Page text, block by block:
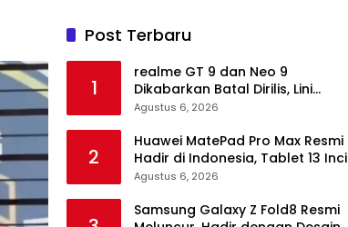
Post Terbaru
1
realme GT 9 dan Neo 9
Dikabarkan Batal Dirilis, Lini
Flagship realme Terancam
Agustus 6, 2026
2
Huawei MatePad Pro Max Resmi
Hadir di Indonesia, Tablet 13 Inci
Tertipis dan Teringan
Agustus 6, 2026
Samsung Galaxy Z Fold8 Resmi